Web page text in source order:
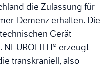
die Zulassung für
Demenz erhalten. Die
Gerät
NEUROLITH® erzeugt
transkraniell, also